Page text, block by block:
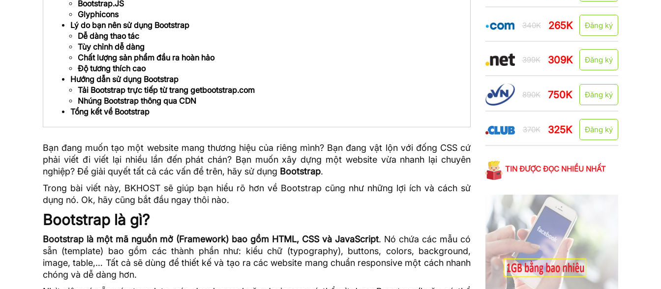
Bootstrap.JS
Glyphicons
Lý do bạn nên sử dụng Bootstrap
Dễ dàng thao tác
Tùy chỉnh dễ dàng
Chất lượng sản phẩm đầu ra hoàn hảo
Độ tương thích cao
Hướng dẫn sử dụng Bootstrap
Tải Bootstrap trực tiếp từ trang getbootstrap.com
Nhúng Bootstrap thông qua CDN
Tổng kết về Bootstrap
Bạn đang muốn tạo một website mang thương hiệu của riêng mình? Bạn đang vật lộn với đống CSScứ
phải viết đi viết lại nhiều lần đến phát chán? Bạn muốn xây dựng một website vừa nhanh lại chuyên
nghiệp? Để giải quyết tất cả các vấn đề trên, hãy sử dụng Bootstrap.
Trong bài viết này, BKHOST sẽ giúp bạn hiểu rõ hơn về Bootstrap cũng như những lợi ích và cách sử
dụng nó. Ok, hãy cũng bắt đầu ngay thôi nào.
Bootstrap là gì?
Bootstrap là một mã nguồn mở (Framework) bao gồm HTML, CSS và JavaScript. Nó chứa các mẫu có
sẵn (template) bao gồm các thành phần như: kiểu chữ (typography), buttons, colors, background,
image, table,… Tất cả sẽ dùng để thiết kế và tạo ra các website mang chuẩn responsive một cách nhanh
chóng và dễ dàng hơn.
340K 265K Đăng ký
399K 309K Đăng ký
890K 750K Đăng ký
370K 325K Đăng ký
TIN ĐƯỢC ĐỌC NHIỀU NHẤT